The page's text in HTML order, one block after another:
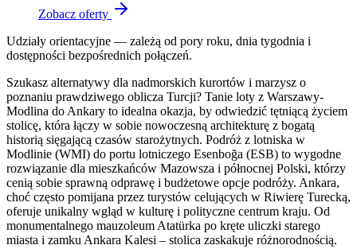
Zobacz oferty
Udziały orientacyjne — zależą od pory roku, dnia tygodnia i
dostępności bezpośrednich połączeń.
Szukasz alternatywy dla nadmorskich kurortów i marzysz o
poznaniu prawdziwego oblicza Turcji? Tanie loty z Warszawy-
Modlina do Ankary to idealna okazja, by odwiedzić tętniącą życiem
stolicę, która łączy w sobie nowoczesną architekturę z bogatą
historią sięgającą czasów starożytnych. Podróż z lotniska w
Modlinie (WMI) do portu lotniczego Esenboğa (ESB) to wygodne
rozwiązanie dla mieszkańców Mazowsza i północnej Polski, którzy
cenią sobie sprawną odprawę i budżetowe opcje podróży. Ankara,
choć często pomijana przez turystów celujących w Riwierę Turecką,
oferuje unikalny wgląd w kulturę i polityczne centrum kraju. Od
monumentalnego mauzoleum Atatürka po kręte uliczki starego
miasta i zamku Ankara Kalesi – stolica zaskakuje różnorodnością.